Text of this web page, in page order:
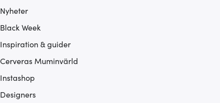
Nyheter
Black Week
Inspiration & guider
Cerveras Muminvärld
Instashop
Designers